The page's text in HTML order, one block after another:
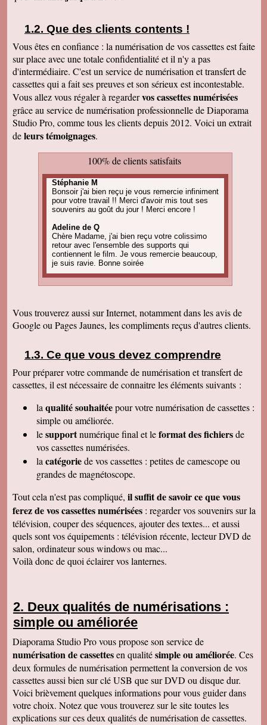
Que des clients contents !
Vous êtes en confiance : la numérisation de vos cassettes est faite
sur place avec une totale confidentialité et il n'y a pas
d'intermédiaire. C'est un service de numérisation et transfert de
cassettes qui a fait ses preuves et son sérieux est incontestable.
Vous allez vous régaler à regardervos cassettes numérisées
grâce au service de numérisation professionnelle de Diaporama
Studio Pro, comme tous les clients depuis 2012. Voici un extrait
deleurs témoignages.
100% de clients satisfaits
Stéphanie M
Bonsoir j'ai bien reçu je vous remercie infiniment
pour votre travail !! Merci d'avoir mis tout ses
souvenirs au goût du jour ! Merci encore !
Adeline de Q
Chère Madame, j'ai bien reçu votre colissimo
retour avec l'ensemble des supports qui
contiennent le film. Je vous remercie beaucoup,
je suis ravie. Bonne soirée
projets de commande, alors, sûrement à bientôt
! Cordialement
d'image est parfaite. Merci beaucoup
Nadine H
Bonjour, on a bien reçu le colis on vous
remercie beaucoup bonne journée
Christian R
Encore une belle expérience, comme la
première fois nous sommes ravis. Merci de
pouvoir nous faire revivre le passé Travail
raffiné, effectué consciencieusement , avec en
plus des délais et prix tout à fait corrects
À recommander sans hésitation
Les Alesiens
Bonjour, super ! Suite au super résultat de la
première cassette, mes grands-parents ont
décidé de toutes les faire pour pouvoir voir a
nouveau ces souvenirs sur la télé :)
Cordialement
Cécile M
Bonjour. Je viens de recevoir le colis et je suis
en train de regarder les films sur mon ordinateur.
Amandine L
Bonjour nous avons bien reçus les cassettes et
les vidéos sont supers ! Merci beaucoup
Cordialement,
Jean-Marie B
Colis bien reçu ça marche en direct sur la TV.
Merci beaucoup. Des amis vont vous contacter
de ma part. Bonne continuation
Alain L
Le service aux clients est un art Mme Masse
est une artiste qui aime son métier et se soucie
Vous trouverez aussi sur Internet, notamment dans les avis de
Google ou Pages Jaunes, les compliments reçus d'autres clients.
Ce que vous devez comprendre
Pour préparer votre commande de numérisation et transfert de
cassettes, il est nécessaire de connaitre les éléments suivants :
la qualité souhaitéepour votre numérisation de cassettes :
simple ou améliorée.
lesupportnumérique final et leformat des fichiersde
vos cassettes numérisées.
la catégoriede vos cassettes : petites de camescope ou
grandes de magnétoscope.
Tout cela n'est pas compliqué, il suffit de savoir ce que vous
ferez de vos cassettes numérisées : regarder vos souvenirs sur la
télévision, couper des séquences, ajouter des textes... et aussi
quels sont vos équipements : télévision récente, lecteur DVD de
salon, ordinateur sous windows ou mac...
Voilà donc de quoi éclairer vos lanternes.
Deux qualités de numérisations :
simple ou améliorée
Diaporama Studio Pro vous propose son service de
numérisation de cassettesen qualitésimple ou améliorée. Ces
deux formules de numérisation permettent la conversion de vos
cassettes aussi bien sur clé USB que sur DVD ou disque dur.
Voici brièvement quelques informations pour vous guider dans
votre choix. Notez que vous trouverez sur le site toutes les
explications sur ces deux qualités de numérisation de cassettes.